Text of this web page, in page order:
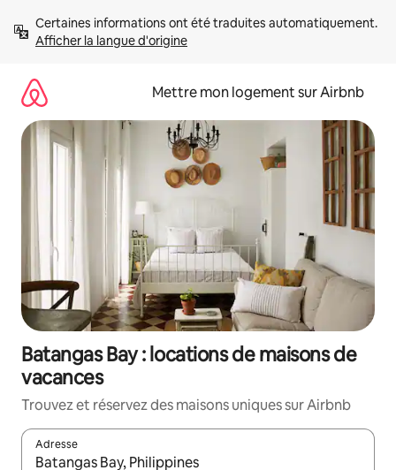
directement
Afficher la langue d'origine
Mettre mon logement sur Airbnb
Batangas Bay : locations de maisons de
vacances
Trouvez et réservez des maisons uniques sur Airbnb
Adresse
Lorsque les résultats s'affichent, utilisez les flèches vers le